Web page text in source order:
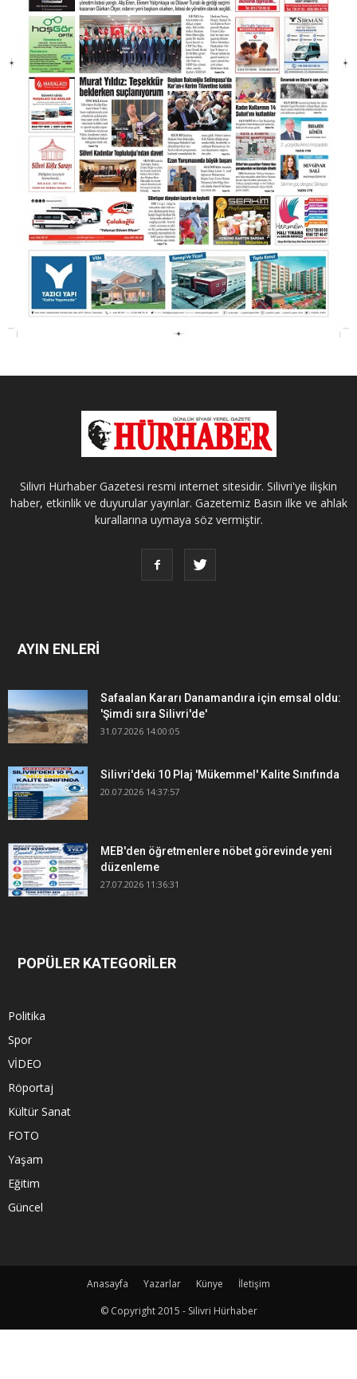
Silivri Hürhaber Gazetesi resmi internet sitesidir. Silivri'ye ilişkin
haber, etkinlik ve duyurular yayınlar. Gazetemiz Basın ilke ve ahlak
kurallarına uymaya söz vermiştir.
AYIN ENLERİ
Safaalan Kararı Danamandıra için emsal oldu:
'Şimdi sıra Silivri'de'
31.07.2026 14:00:05
Silivri'deki 10 Plaj 'Mükemmel' Kalite Sınıfında
20.07.2026 14:37:57
MEB'den öğretmenlere nöbet görevinde yeni
düzenleme
27.07.2026 11:36:31
POPÜLER KATEGORİLER
Politika
Spor
VİDEO
Röportaj
Kültür Sanat
FOTO
Yaşam
Eğitim
Güncel
Anasayfa Yazarlar Künye
İletişim
© Copyright 2015 - Silivri Hürhaber